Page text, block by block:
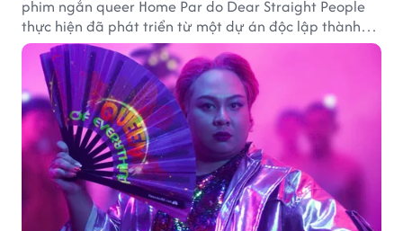
phim ngắn queer Home Par do Dear Straight People
thực hiện đã phát triển từ một dự án độc lập thành
tác phẩm tiếp cận khán giả quốc tế thông qua nền
tảng LGBTQ+ GagaOOLala. FabulousMe tham gia với
vai trò nhà tài trợ chính thức, trong khi nhà sáng lập
Lan Vu đảm nhiệm vị trí executive producer.